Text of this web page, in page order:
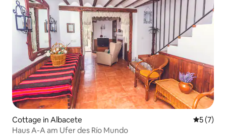
Cottage in Albacete
5 (7)
Haus A-A am Ufer des Río Mundo